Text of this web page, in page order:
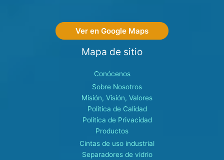
Ver en Google Maps
Mapa de sitio
Conócenos
Sobre Nosotros
Misión, Visión, Valores
Política de Calidad
Política de Privacidad
Productos
Cintas de uso industrial
Separadores de vidrio